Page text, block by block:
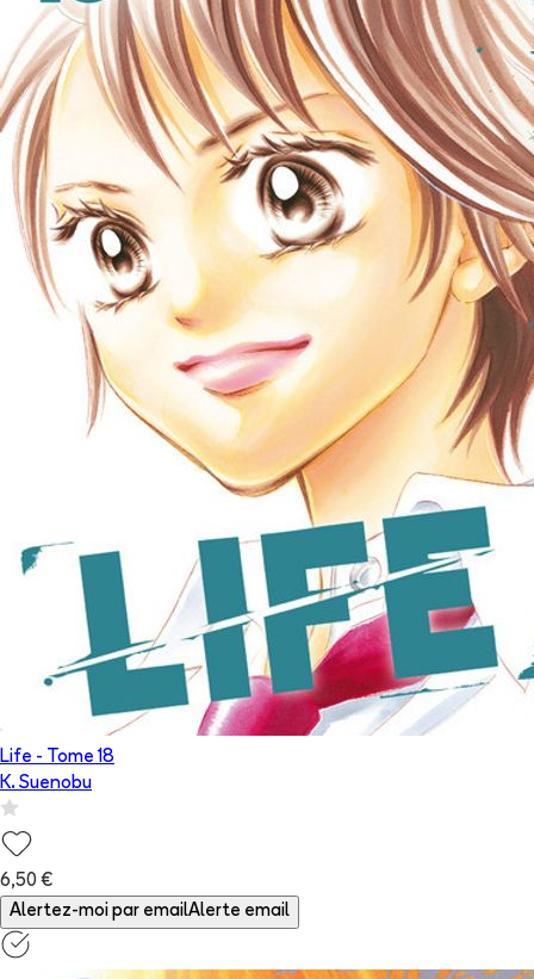
Life - Tome 18
K. Suenobu
6,50 €
Alertez-moi par emailAlerte email